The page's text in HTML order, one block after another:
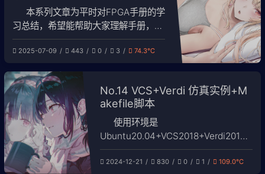
本系列文章为平时对FPGA手册的学
习总结，希望能帮助大家理解手册，学
会IP的使用。手册为网络收集，下载链
接：UG902_安路科技PH1A系列FPGA
快，安路的这份手册是我见过最烂的器
件手册，难想象这是经过评审的正式文
档，到处都是信号/参数说明缺失，图/
表对应不上
2025-07-09 443 0 3 74.3℃
No.14 VCS+Verdi 仿真实例+M
akefile脚本
使用环境是
Ubuntu20.04+VCS2018+Verdi2018
，笔记本是R7-8845HS+32G。 目前
尝试过vcs的安装环境18.04和20.04都
2024-12-21 830 0 1 109.0℃